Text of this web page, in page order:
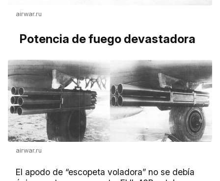
airwar.ru
Potencia de fuego devastadora
airwar.ru
El apodo de “escopeta voladora” no se debía